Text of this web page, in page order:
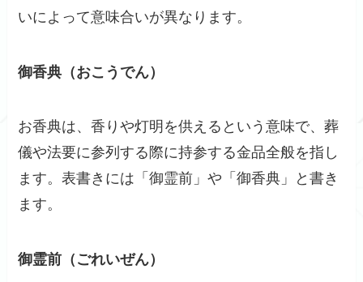
いによって意味合いが異なります。
御香典（おこうでん）
お香典は、香りや灯明を供えるという意味で、葬
儀や法要に参列する際に持参する金品全般を指し
ます。表書きには「御霊前」や「御香典」と書き
ます。
御霊前（ごれいぜん）